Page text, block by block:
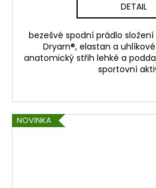
DETAIL
bezešvé spodní prádlo
Dryarn®, elastan a
anatomický střih lehké a
sportovní
NOVINKA